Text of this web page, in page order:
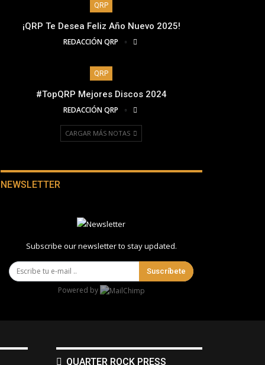
QRP
¡QRP Te Desea Feliz Año Nuevo 2025!
REDACCIÓN QRP
QRP
#TopQRP Mejores Discos 2024
REDACCIÓN QRP
CARGAR MÁS NOTAS
NEWSLETTER
Subscribe our newsletter to stay updated.
Suscríbete
Powered by
QUARTER ROCK PRESS